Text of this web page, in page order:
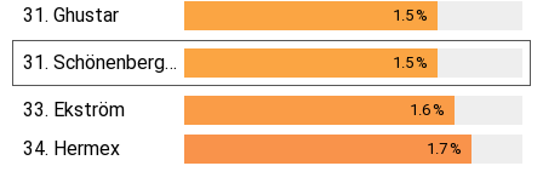
31. Ghustar 1.5%
31. Schönenberger 1.5%
33. Ekström 1.6%
34. Hermex 1.7%